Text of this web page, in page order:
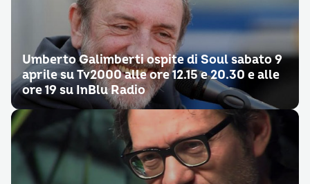
Umberto Galimberti ospite di Soul sabato 9
aprile su Tv2000 alle ore 12.15 e 20.30 e alle
ore 19 su InBlu Radio